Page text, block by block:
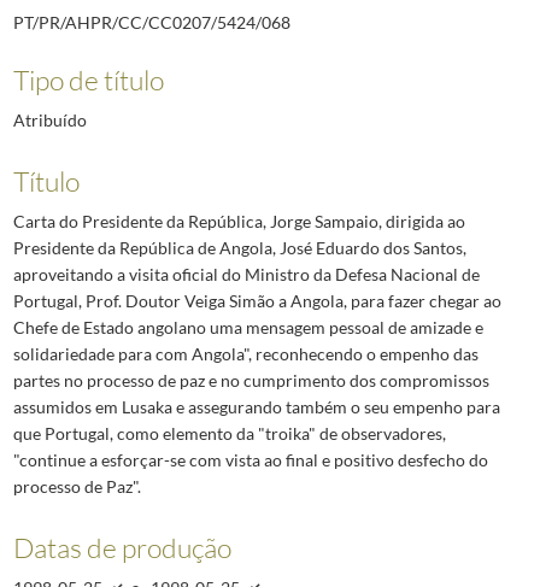
PT/PR/AHPR/CC/CC0207/5424/068
Tipo de título
Atribuído
Título
Carta do Presidente da República, Jorge Sampaio, dirigida ao
Presidente da República de Angola, José Eduardo dos Santos,
aproveitando a visita oficial do Ministro da Defesa Nacional de
Portugal, Prof. Doutor Veiga Simão a Angola, para fazer chegar ao
Chefe de Estado angolano uma mensagem pessoal de amizade e
solidariedade para com Angola", reconhecendo o empenho das
partes no processo de paz e no cumprimento dos compromissos
assumidos em Lusaka e assegurando também o seu empenho para
que Portugal, como elemento da "troika" de observadores,
"continue a esforçar-se com vista ao final e positivo desfecho do
processo de Paz".
Datas de produção